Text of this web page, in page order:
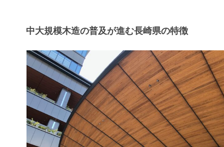
中大規模木造の普及が進む長崎県の特徴